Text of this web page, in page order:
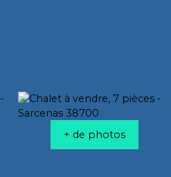
+ de photos